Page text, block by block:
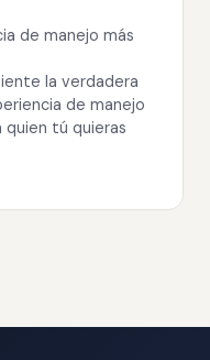
de manejo más
la verdadera
de manejo
quien tú quieras